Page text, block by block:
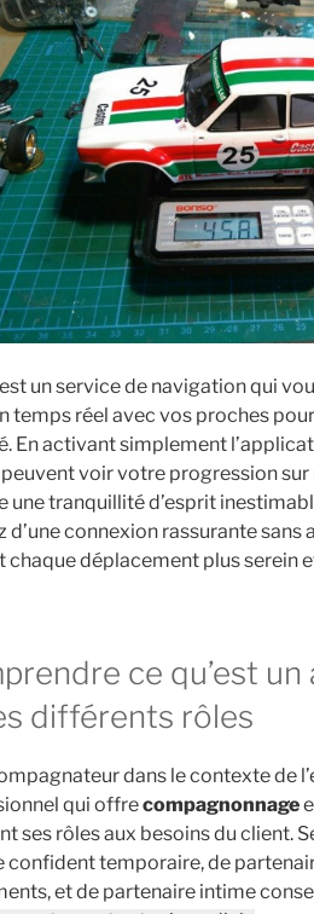
un service de navigation qui
temps réel avec vos proches
En activant simplement
voir votre progression sur
une tranquillité d’esprit
d’une connexion rassurante sans
chaque déplacement plus serein
ce qu’est
différents rôles
dans le contexte de
qui offrecompagnonnage
ses rôles aux besoins du client.
confident temporaire, de
et de partenaire intime